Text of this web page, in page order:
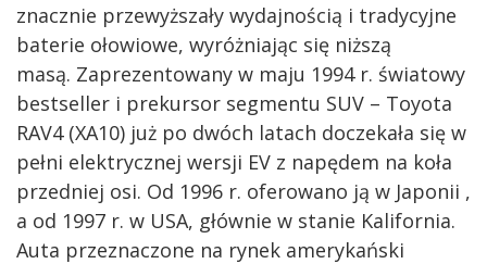
znacznie przewyższały wydajnością i tradycyjne
baterie ołowiowe, wyróżniając się niższą
masą. Zaprezentowany w maju 1994 r. światowy
bestseller i prekursor segmentu SUV – Toyota
RAV4 (XA10) już po dwóch latach doczekała się w
pełni elektrycznej wersji EV z napędem na koła
przedniej osi. Od 1996 r. oferowano ją w Japonii ,
a od 1997 r. w USA, głównie w stanie Kalifornia.
Auta przeznaczone na rynek amerykański